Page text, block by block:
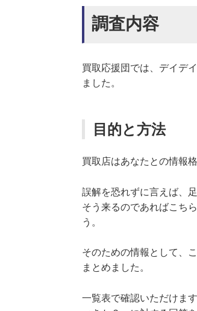
調査内容
買取応援団では、デイデ
ました。
目的と方法
買取店はあなたとの情報
誤解を恐れずに言えば、
そう来るのであればこち
う。
そのための情報として、
まとめました。
一覧表で確認いただけま